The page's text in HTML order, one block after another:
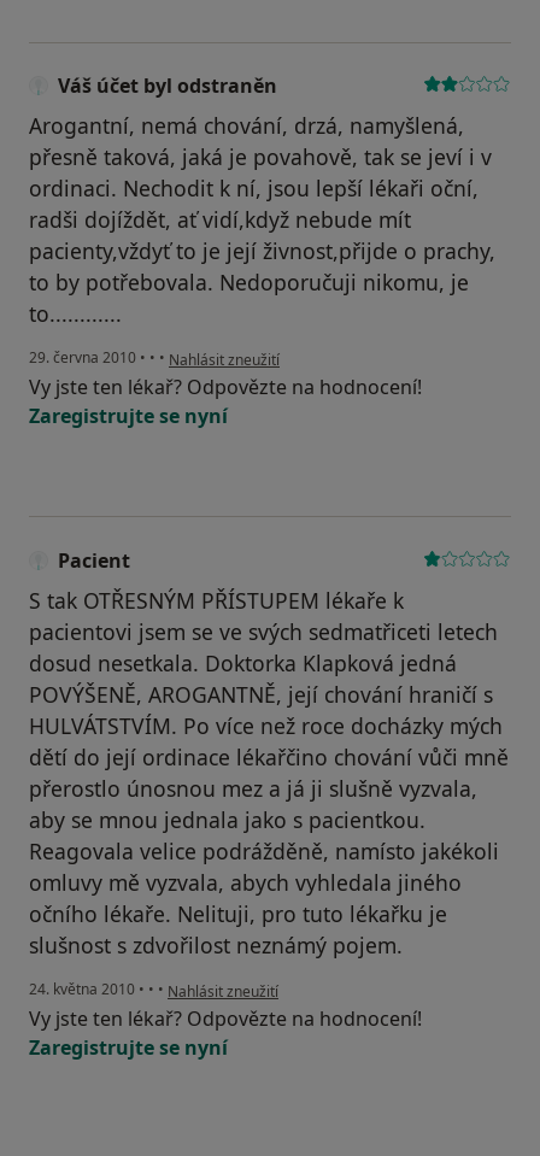
Váš účet byl odstraněn
Arogantní, nemá chování, drzá, namyšlená,
přesně taková, jaká je povahově, tak se jeví i v
ordinaci. Nechodit k ní, jsou lepší lékaři oční,
radši dojíždět, ať vidí,když nebude mít
pacienty,vždyť to je její živnost,přijde o prachy,
to by potřebovala. Nedoporučuji nikomu, je
to............
29. června 2010 • • • podle názoru uživatele Váš účet byl odstraněn
Nahlásit zneužití
Vy jste ten lékař? Odpovězte na hodnocení!
Zaregistrujte se nyní
Pacient
S tak OTŘESNÝM PŘÍSTUPEM lékaře k
pacientovi jsem se ve svých sedmatřiceti letech
dosud nesetkala. Doktorka Klapková jedná
POVÝŠENĚ, AROGANTNĚ, její chování hraničí s
HULVÁTSTVÍM. Po více než roce docházky mých
dětí do její ordinace lékařčino chování vůči mně
přerostlo únosnou mez a já ji slušně vyzvala,
aby se mnou jednala jako s pacientkou.
Reagovala velice podrážděně, namísto jakékoli
omluvy mě vyzvala, abych vyhledala jiného
očního lékaře. Nelituji, pro tuto lékařku je
slušnost s zdvořilost neznámý pojem.
24. května 2010 • • • podle názoru uživatele Pacient
Nahlásit zneužití
Vy jste ten lékař? Odpovězte na hodnocení!
Zaregistrujte se nyní